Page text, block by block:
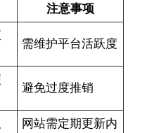
注意事项
需维护平台活跃度
避免过度推销
网站需定期更新内